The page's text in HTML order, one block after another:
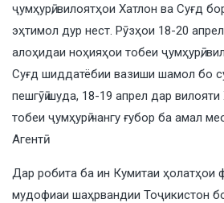
ҷумҳурӣ, вилоятҳои Хатлон ва Суғд
эҳтимол дур нест. Рӯзҳои 18-20
алоҳидаи ноҳияҳои тобеи ҷумҳурӣ,
Суғд шиддатёбии вазиши шамол бо
пешгӯӣ шуда, 18-19 апрел дар
тобеи ҷумҳурӣ чангу ғубор ба амал
Агентӣ.
Дар робита ба ин Кумитаи ҳолатҳои
мудофиаи шаҳрвандии Тоҷикистон